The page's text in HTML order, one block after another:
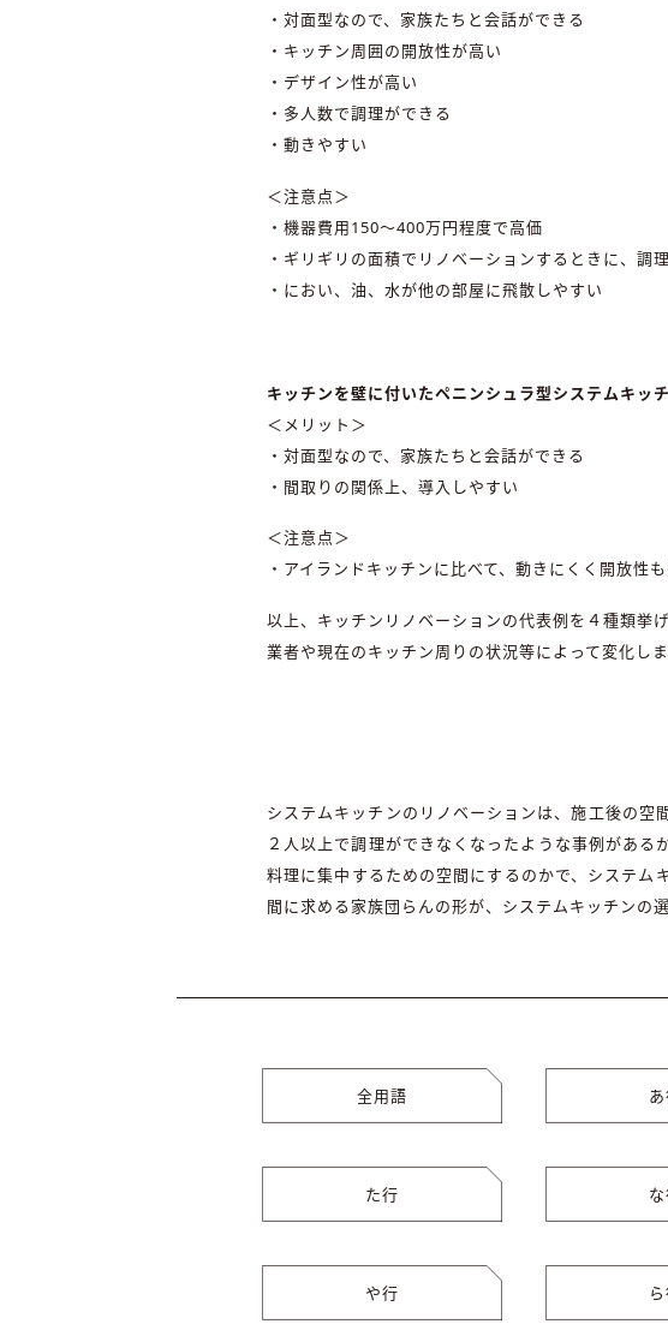
・対面型なので、家族たちと会話ができる
・キッチン周囲の開放性が高い
・デザイン性が高い
・多人数で調理ができる
・動きやすい
＜注意点＞
・機器費用150～400万円程度で高価
・ギリギリの面積でリノベーションするときに、調
・におい、油、水が他の部屋に飛散しやすい
キッチンを壁に付いたペニンシュラ型システムキッ
＜メリット＞
・対面型なので、家族たちと会話ができる
・間取りの関係上、導入しやすい
＜注意点＞
・アイランドキッチンに比べて、動きにくく開放性
以上、キッチンリノベーションの代表例を４種類挙
業者や現在のキッチン周りの状況等によって変化しま
システムキッチンのリノベーションは、施工後の空
２人以上で調理ができなくなったような事例があ
料理に集中するための空間にするのかで、システム
間に求める家族団らんの形が、システムキッチンの
全用語
た行
や行